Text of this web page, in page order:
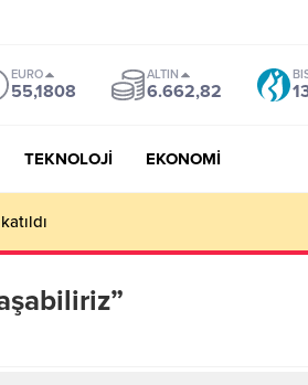
EURO
55,1808
ALTIN
6.662,82
TEKNOLOJİ EKONOMİ